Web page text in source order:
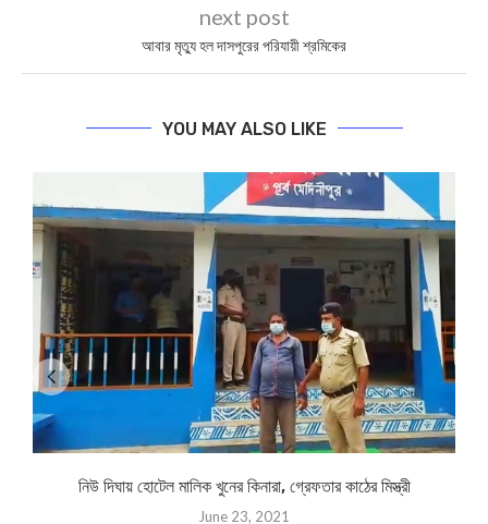
next post
আবার মৃত্যু হল দাসপুরের পরিযায়ী শ্রমিকের
YOU MAY ALSO LIKE
নিউ দিঘায় হোটেল মালিক খুনের কিনারা, গ্রেফতার কাঠের মিস্ত্রী
June 23, 2021